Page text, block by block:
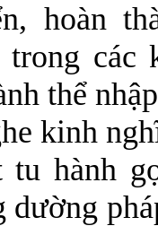
hoàn
trong
thể
kinh
tu hành
dường